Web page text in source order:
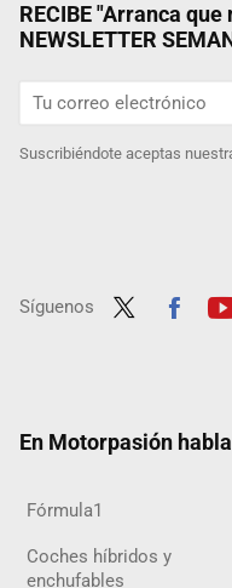
RECIBE "Arranca
NEWSLETTER
Suscribiéndote aceptas
Síguenos
En Motorpasión
Fórmula1
Coches híbridos y
enchufables